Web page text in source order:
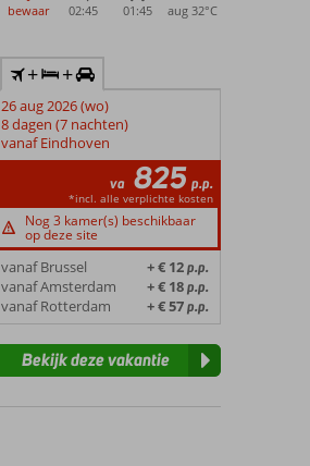
bewaar 02:45 01:45 aug 32°C
+ +
26 aug 2026 (wo)
8 dagen (7 nachten)
vanaf Eindhoven
va 825 p.p.
*incl. alle verplichte kosten
Nog 3 kamer(s) beschikbaar
op deze site
vanaf Brussel + € 12p.p.
vanaf Amsterdam + € 18p.p.
vanaf Rotterdam + € 57p.p.
Bekijk deze vakantie